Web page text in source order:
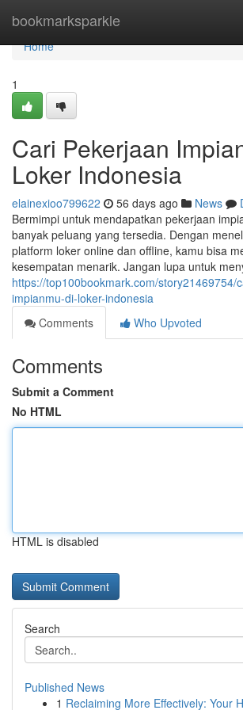
bookmarksparkle
Home
Home
1
Cari Pekerjaan
Loker Indonesia
elainexioo799622 56 days ago News
Bermimpi untuk mendapatkan pekerjaan
banyak peluang yang tersedia. Dengan
platform loker online dan offline, kamu bisa
kesempatan menarik. Jangan lupa untuk
https://top100bookmark.com/story21469754/
impianmu-di-loker-indonesia
Comments
Who Upvoted
Comments
Submit a Comment
No HTML
HTML is disabled
Search
Published News
1 Reclaiming More Effectively: Your